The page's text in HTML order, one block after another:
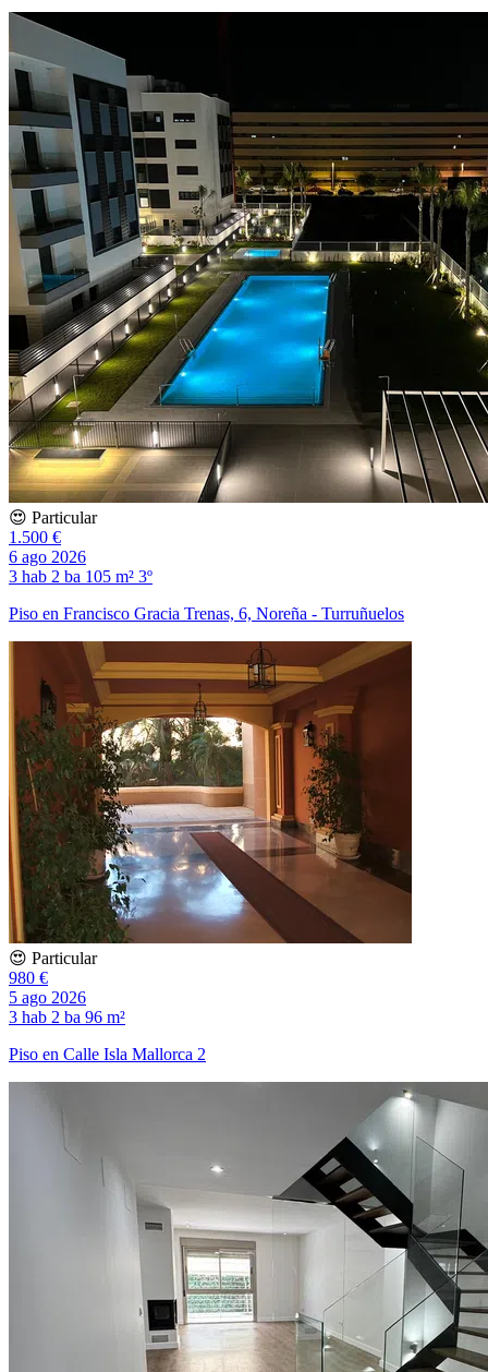
😍 Particular
1.500 €
6 ago 2026
3 hab 2 ba 105 m² 3º
Piso en Francisco Gracia Trenas, 6, Noreña - Turruñuelos
😍 Particular
980 €
5 ago 2026
3 hab 2 ba 96 m²
Piso en Calle Isla Mallorca 2